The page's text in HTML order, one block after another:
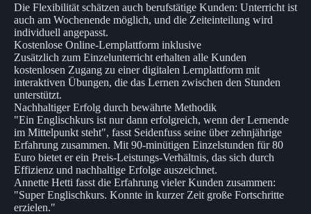
Die Flexibilität schätzen auch berufstätige Kunden: Unterricht ist
auch am Wochenende möglich, und die Zeiteinteilung wird
individuell angepasst.
Kostenlose Online-Lernplattform inklusive
Zusätzlich zum Einzelunterricht erhalten alle Kunden
kostenlosen Zugang zu einer digitalen Lernplattform mit
interaktiven Übungen, die das Lernen zwischen den Stunden
unterstützt.
Nachhaltiger Erfolg durch bewährte Methodik
"Ein Englischkurs ist nur dann erfolgreich, wenn der Lernende
im Mittelpunkt steht", fasst Seidenfuss seine über zehnjährige
Erfahrung zusammen. Mit 90-minütigen Einzelstunden für 80
Euro bietet er ein Preis-Leistungs-Verhältnis, das sich durch
Effizienz und nachhaltige Erfolge auszeichnet.
Annette Hetti fasst die Erfahrung vieler Kunden zusammen:
"Super Englischkurs. Konnte in kurzer Zeit große Fortschritte
erzielen."